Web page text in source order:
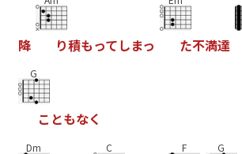
降 り積もってしまっ た不満達
G
こ ともなく
Dm C F G